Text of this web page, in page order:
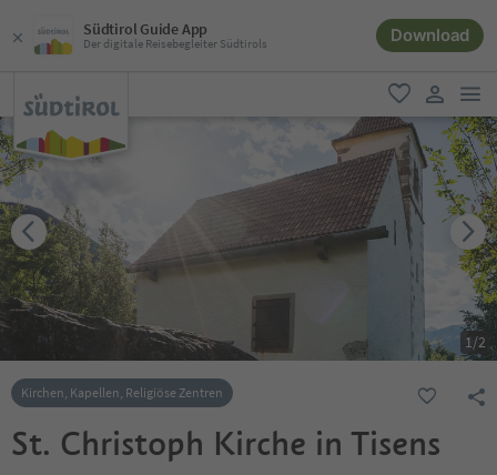
Südtirol Guide App
Der digitale Reisebegleiter Südtirols Download
favorit
user link
1/2
Kirchen, Kapellen, Religiöse Zentren
St. Christoph Kirche in Tisens